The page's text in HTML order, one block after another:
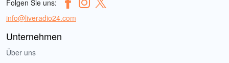
Folgen Sie uns:
info@liveradio24.com
Unternehmen
Über uns